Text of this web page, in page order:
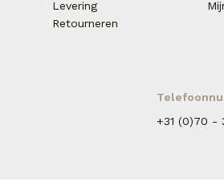
Levering
Retourneren
+31 (0)70 -